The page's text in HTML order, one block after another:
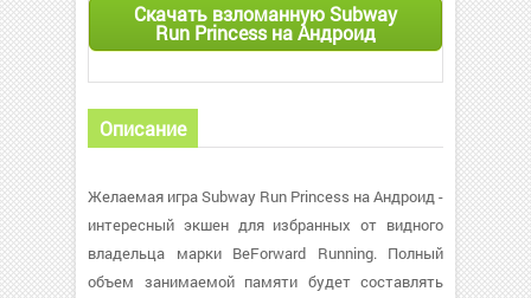
Скачать взломанную Subway
Run Princess на Андроид
Описание
Желаемая игра Subway Run Princess на Андроид -
интересный экшен для избранных от видного
владельца марки BeForward Running. Полный
объем занимаемой памяти будет составлять